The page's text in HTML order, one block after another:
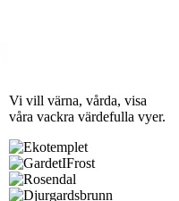
Vi vill värna, vårda, visa
våra vackra värdefulla vyer.